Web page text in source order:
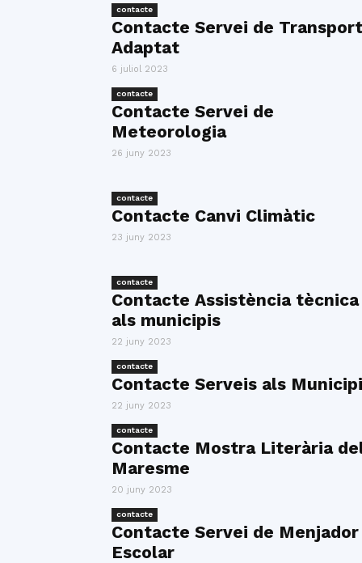
contacte
Contacte Servei de Transport
Adaptat
6 juliol 2023
contacte
Contacte Servei de
Meteorologia
26 juny 2023
contacte
Contacte Canvi Climàtic
23 juny 2023
contacte
Contacte Assistència tècnica
als municipis
22 juny 2023
contacte
Contacte Serveis als
22 juny 2023
contacte
Contacte Mostra Literària
Maresme
20 juny 2023
contacte
Contacte Servei de Menjador
Escolar